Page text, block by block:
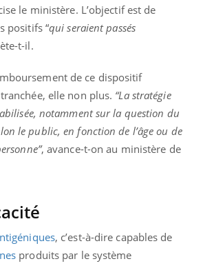
le ministère. L’objectif est de
positifs “qui seraient passés
t-il.
de ce dispositif
elle non plus. “La stratégie
notamment sur la question du
le public, en fonction de l’âge ou de
”, avance-t-on au ministère de
, c’est-à-dire capables de
produits par le système